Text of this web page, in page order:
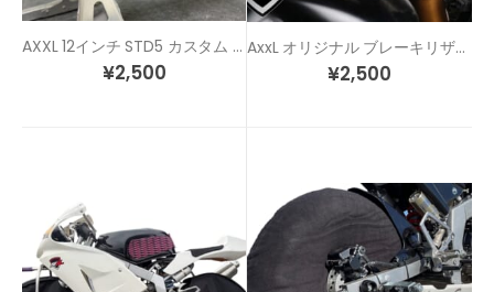
AXXL 12インチ STD5 カスタム リムステッカー
¥2,500
AxxL オリジナル ブレーキリザーバーカバーセット
¥2,500